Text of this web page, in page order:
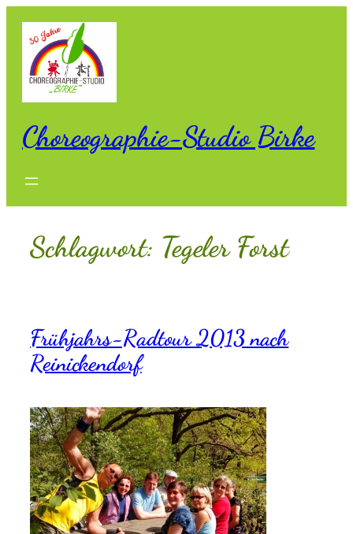
Inhalt
springen
Choreographie-Studio Birke
Schlagwort: Tegeler Forst
Frühjahrs-Radtour 2013 nach
Reinickendorf